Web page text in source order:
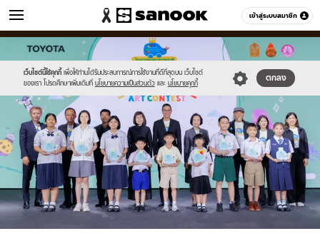
เข้าสู่ระบบสมาชิก
ข่าว หมวดอื่นๆ
เว็บไซต์นี้ใช้คุกกี้ เพื่อให้ท่านได้รับประสบการณ์การใช้งานที่ดีที่สุดบน เว็บไซต์
ของเรา โปรดศึกษาเพิ่มเติมที่ นโยบายความเป็นส่วนตัว และ นโยบายคุกกี้
ตกลง
Sanook
//s.isanook.com/sr/0/images/logo-
new-
sanook.png
600
//s.isanook.com/ns/0/ud/1978/9893742/bb.jpg